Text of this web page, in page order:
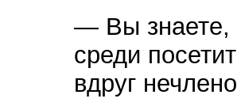
— Вы знаете,
среди
вдруг